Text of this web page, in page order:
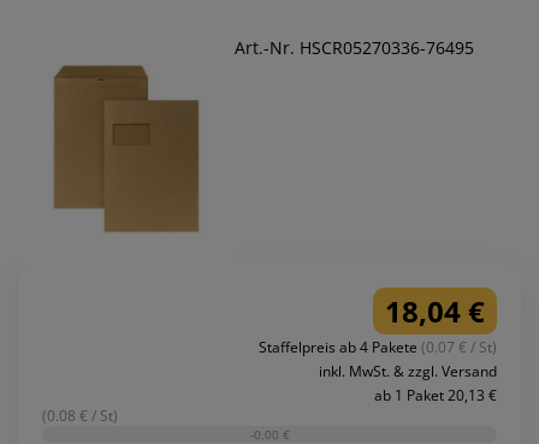
Art.-Nr. HSCR05270336-76495
18,04 €
Staffelpreis ab 4 Pakete (0.07 € / St)
inkl. MwSt. & zzgl. Versand
ab 1 Paket 20,13 €
(0.08 € / St)
-0,00 €